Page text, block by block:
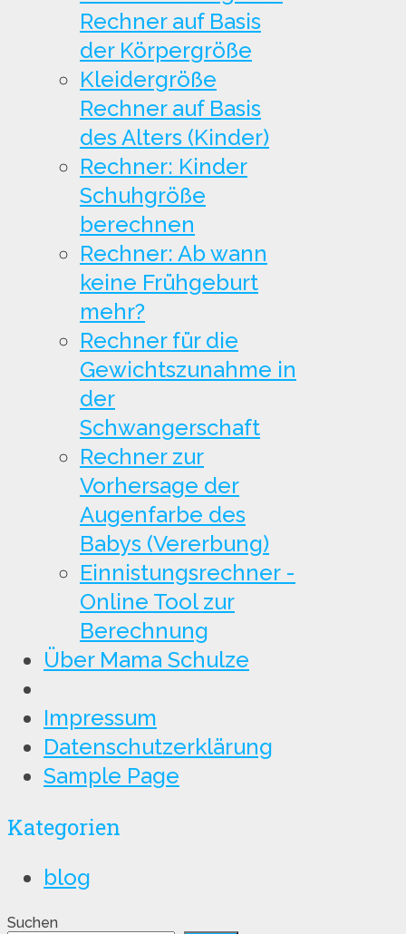
Rechner auf Basis
der Körpergröße
Kleidergröße
Rechner auf Basis
des Alters (Kinder)
Rechner: Kinder
Schuhgröße
berechnen
Rechner: Ab wann
keine Frühgeburt
mehr?
Rechner für die
Gewichtszunahme in
der
Schwangerschaft
Rechner zur
Vorhersage der
Augenfarbe des
Babys (Vererbung)
Einnistungsrechner -
Online Tool zur
Berechnung
Über Mama Schulze
Impressum
Datenschutzerklärung
Sample Page
Kategorien
blog
Suchen